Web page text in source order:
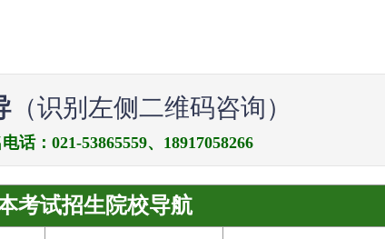
（识别左侧二维码咨询）
话：021-53865559、18917058266
考试招生院校导航